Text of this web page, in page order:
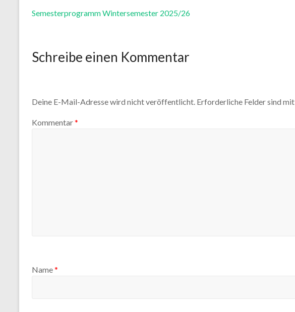
Semesterprogramm Wintersemester 2025/26
Schreibe einen Kommentar
Deine E-Mail-Adresse wird nicht veröffentlicht. Erforderliche Felder sind mit
Kommentar*
Name*